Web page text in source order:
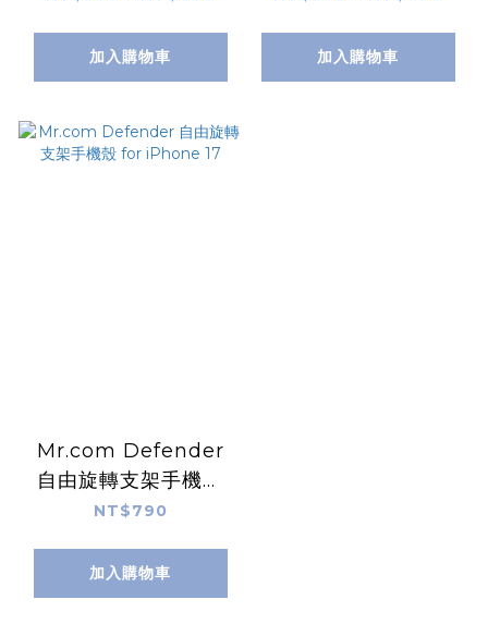
加入購物車 加入購物車
Mr.com Defender
自由旋轉支架手機殼
for iPhone 17
NT$790
加入購物車